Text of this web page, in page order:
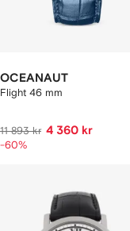
OCEANAUT
Flight 46 mm
11 893 kr 4 360 kr
-60%